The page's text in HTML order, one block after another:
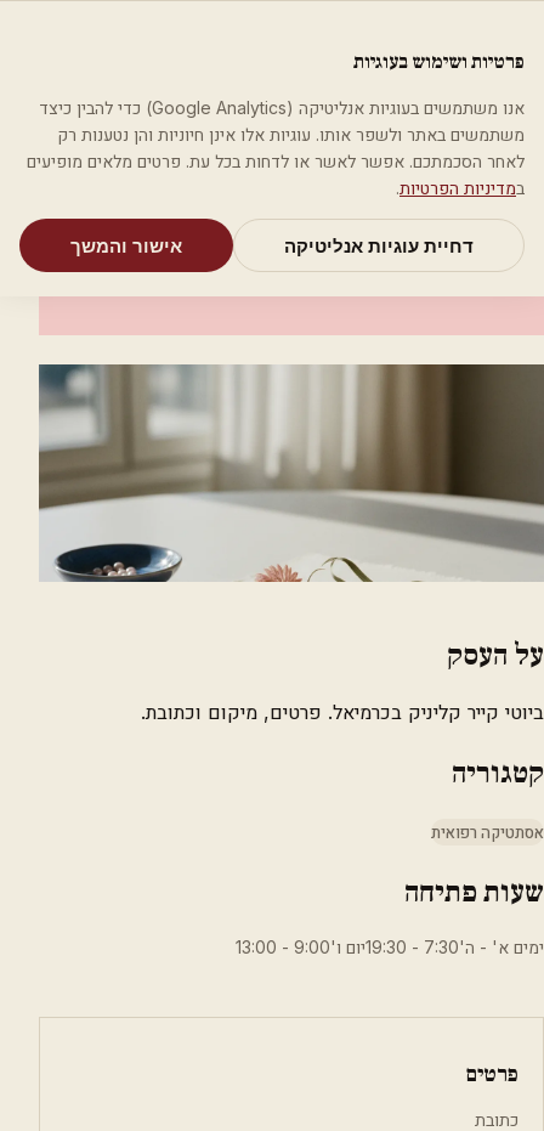
מאמריםקטגוריותחיפושאודות
בית קטגוריות אסתטיקה רפואית ביוטי קייר קליניק
אסתטיקה רפואית
ביוטי קייר קליניק
על העסק
ביוטי קייר קליניק בכרמיאל. פרטים, מיקום וכתובת.
קטגוריה
אסתטיקה רפואית
שעות פתיחה
ימים א' - ה'7:30 - 19:30יום ו'9:00 - 13:00
פרטים
כתובת
פרטיות ושימוש בעוגיות
אנו משתמשים בעוגיות אנליטיקה (Google Analytics) כדי להבין כיצד
משתמשים באתר ולשפר אותו. עוגיות אלו אינן חיוניות והן נטענות רק
לאחר הסכמתכם. אפשר לאשר או לדחות בכל עת. פרטים מלאים מופיעים
במדיניות הפרטיות.
דחיית עוגיות אנליטיקה אישור והמשך